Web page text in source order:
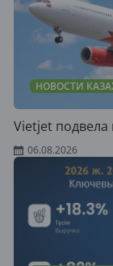
НОВОСТИ
Vietjet подвела
06.08.2026